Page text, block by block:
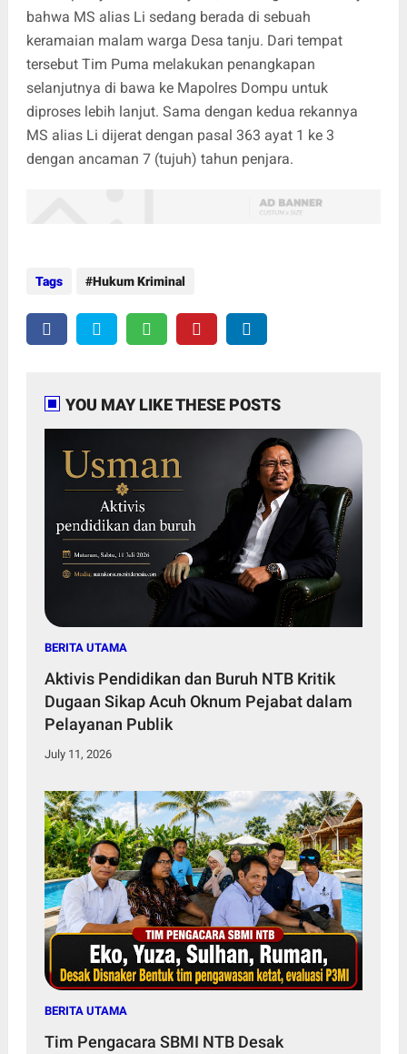
bahwa MS alias Li sedang berada di sebuah
keramaian malam warga Desa tanju. Dari tempat
tersebut Tim Puma melakukan penangkapan
selanjutnya di bawa ke Mapolres Dompu untuk
diproses lebih lanjut. Sama dengan kedua rekannya
MS alias Li dijerat dengan pasal 363 ayat 1 ke 3
dengan ancaman 7 (tujuh) tahun penjara.
Tags Hukum Kriminal
YOU MAY LIKE THESE POSTS
BERITA UTAMA
Aktivis Pendidikan dan Buruh NTB Kritik
Dugaan Sikap Acuh Oknum Pejabat dalam
Pelayanan Publik
July 11, 2026
BERITA UTAMA
Tim Pengacara SBMI NTB Desak